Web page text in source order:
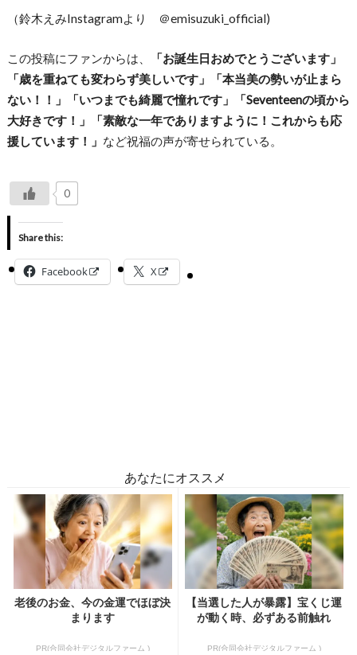
（鈴木えみInstagramより ＠emisuzuki_official)
この投稿にファンからは、
「お誕生日おめでとうございます」
「歳を重ねても変わらず美しいです」「本当美の勢いが止まら
ない！！」「いつまでも綺麗で憧れです」「Seventeenの頃から
大好きです！」「素敵な一年でありますように！これからも応
援しています！」 など祝福の声が寄せられている。
0
Share this:
Facebook X
あなたにオススメ
老後のお金、今の金運でほぼ決
まります
PR(合同会社デジタルファーム )
【当選した人が暴露】宝くじ運
が動く時、必ずある前触れ
PR(合同会社デジタルファーム )